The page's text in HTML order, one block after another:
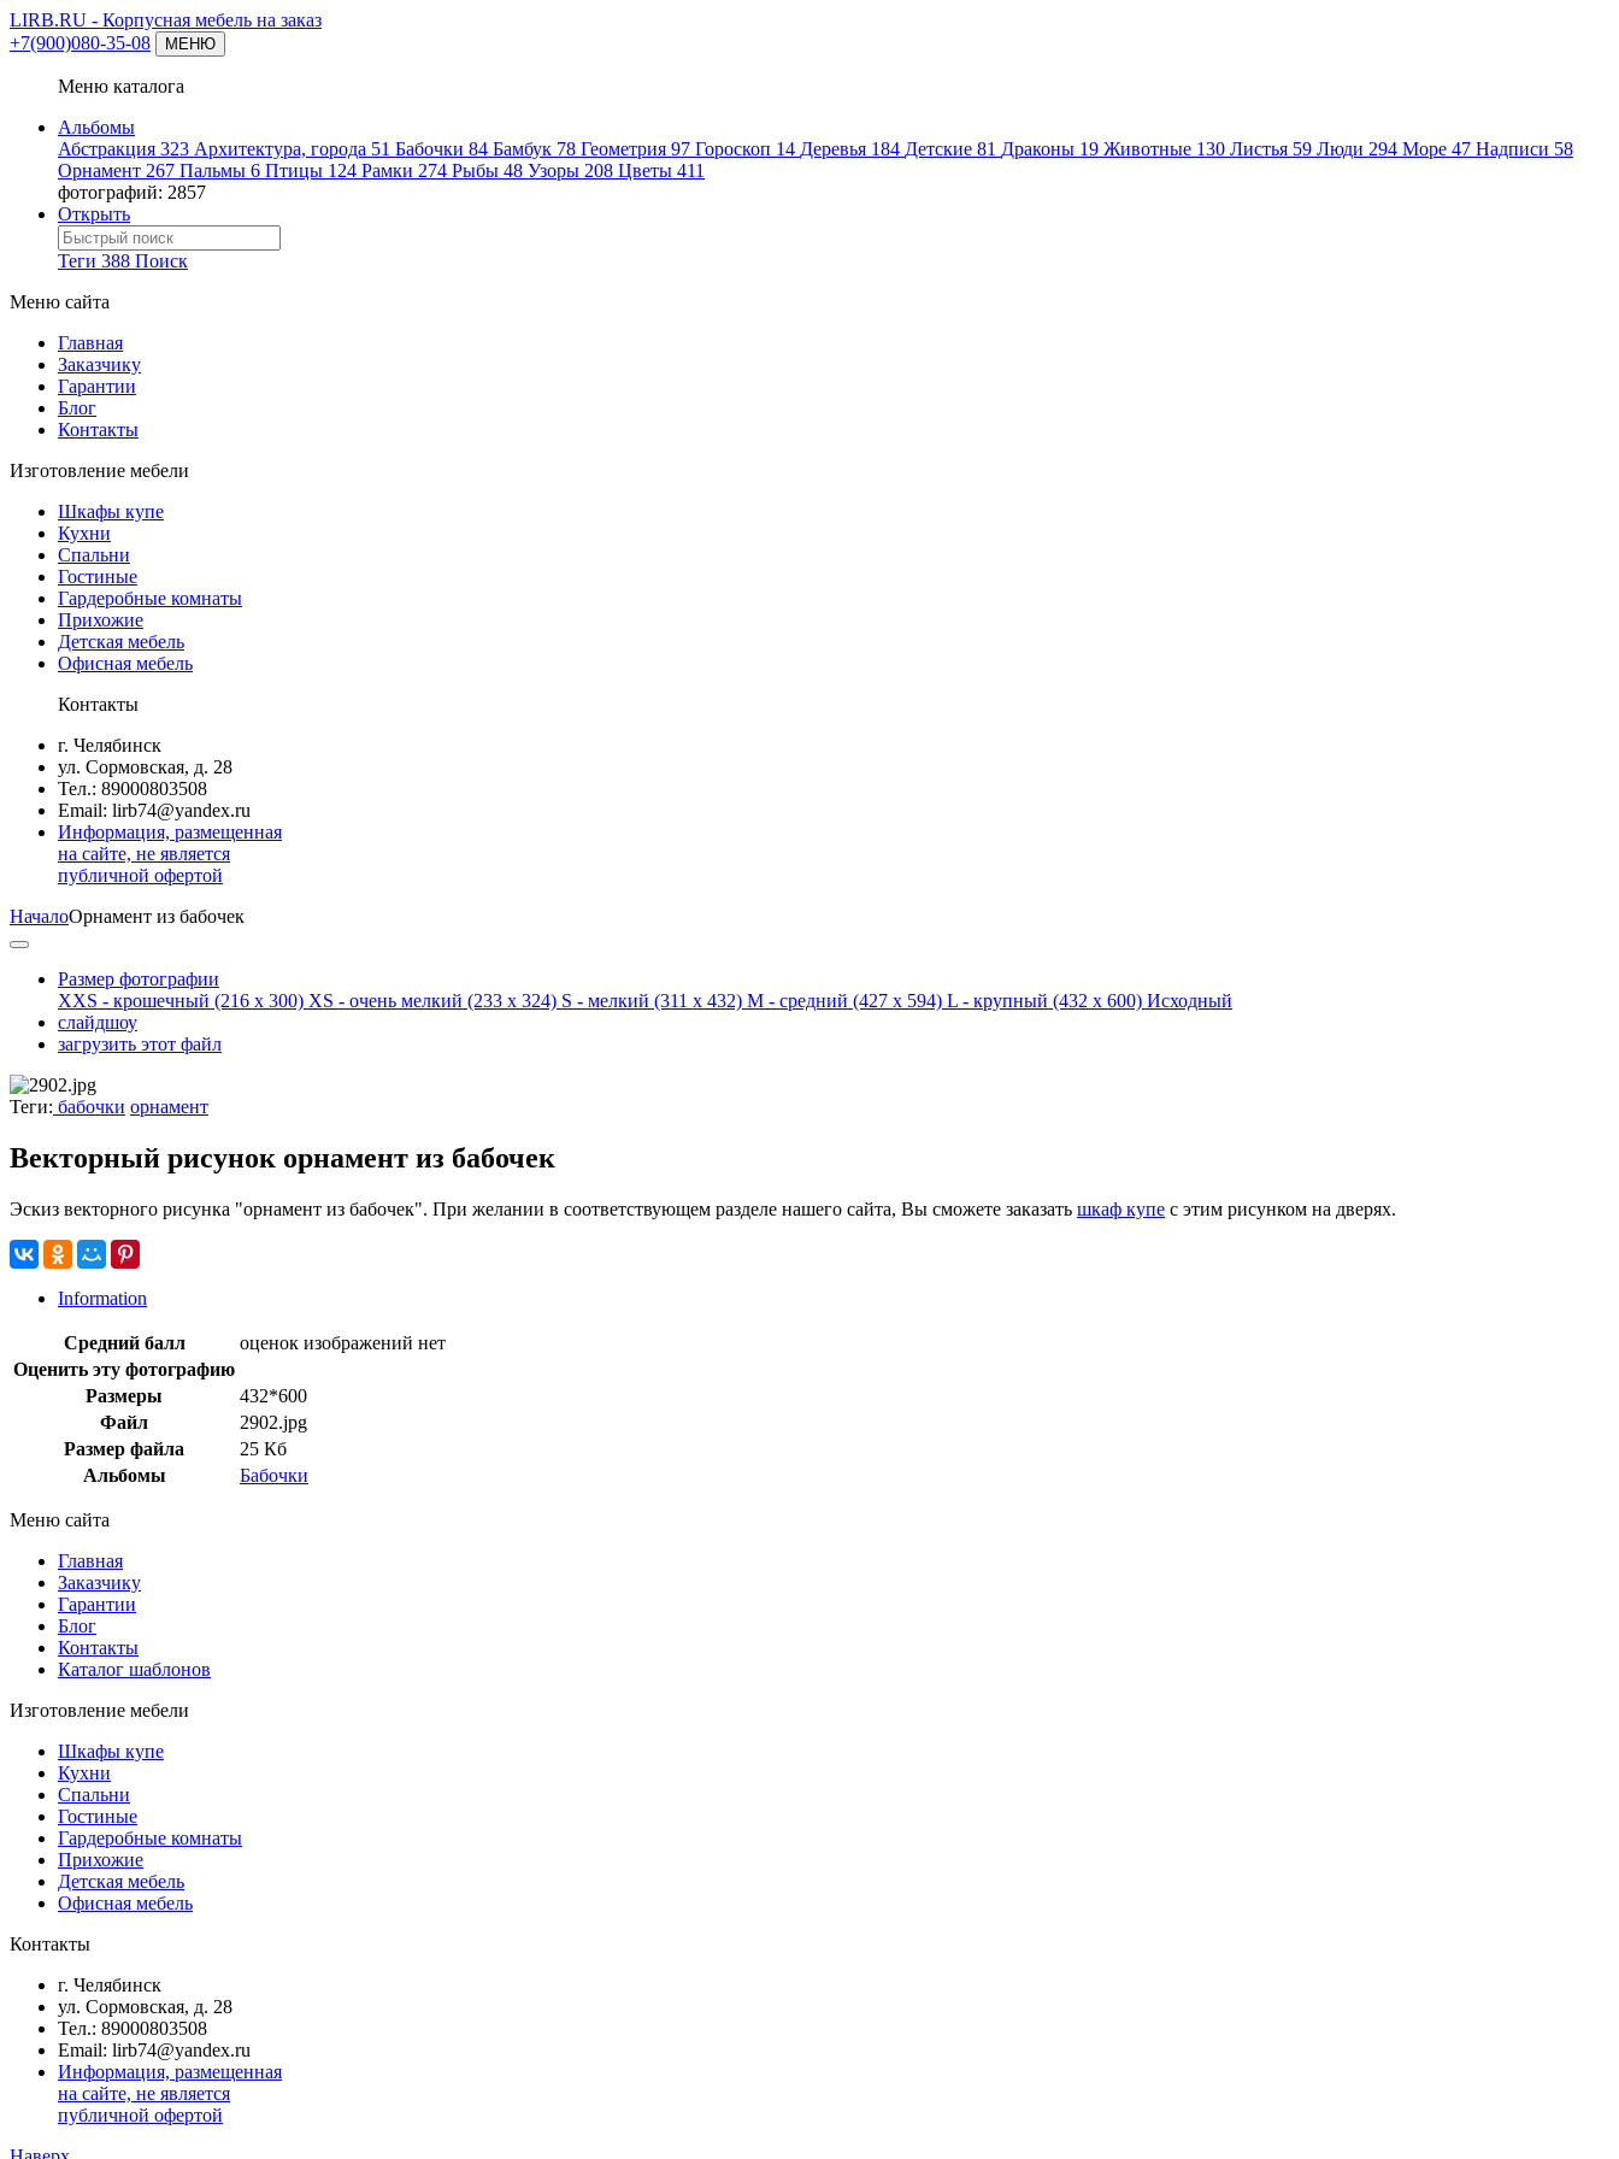
LIRB.RU - Корпусная мебель на заказ
+7(900)080-35-08
МЕНЮ
Меню каталога
Альбомы
Абстракция 323 Архитектура, города 51 Бабочки 84 Бамбук 78 Геометрия 97 Гороскоп 14 Деревья 184 Детские 81 Драконы 19 Животные 130 Листья 59 Люди 294 Море 47 Надписи 58
Орнамент 267 Пальмы 6 Птицы 124 Рамки 274 Рыбы 48 Узоры 208 Цветы 411
фотографий: 2857
Открыть
Теги 388 Поиск
Меню сайта
Главная
Заказчику
Гарантии
Блог
Контакты
Изготовление мебели
Шкафы купе
Кухни
Спальни
Гостиные
Гардеробные комнаты
Прихожие
Детская мебель
Офисная мебель
Контакты
г. Челябинск
ул. Сормовская, д. 28
Тел.: 89000803508
Email: lirb74@yandex.ru
Информация, размещенная
на сайте, не является
публичной офертой
НачалоОрнамент из бабочек
Размер фотографии
XXS - крошечный (216 x 300) XS - очень мелкий (233 x 324) S - мелкий (311 x 432) M - средний (427 x 594) L - крупный (432 x 600) Исходный
слайдшоу
загрузить этот файл
Теги: бабочки орнамент
Векторный рисунок орнамент из бабочек
Эскиз векторного рисунка "орнамент из бабочек". При желании в соответствующем разделе нашего сайта, Вы сможете заказать шкаф купе с этим рисунком на дверях.
Information
Средний балл
оценок изображений нет
Оценить эту фотографию
Размеры
432*600
Файл
2902.jpg
Размер файла
25 Кб
Альбомы
Бабочки
Меню сайта
Главная
Заказчику
Гарантии
Блог
Контакты
Каталог шаблонов
Изготовление мебели
Шкафы купе
Кухни
Спальни
Гостиные
Гардеробные комнаты
Прихожие
Детская мебель
Офисная мебель
Контакты
г. Челябинск
ул. Сормовская, д. 28
Тел.: 89000803508
Email: lirb74@yandex.ru
Информация, размещенная
на сайте, не является
публичной офертой